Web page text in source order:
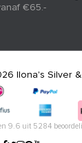
€65.-
Ilona's Silver
9.6uit 5284